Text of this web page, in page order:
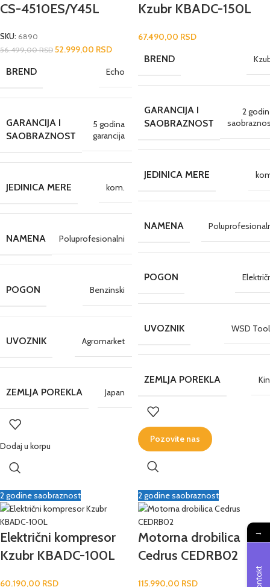
CS-4510ES/Y45L
SKU: 6890
56.499,00RSD 52.999,00 RSD
BREND Echo
GARANCIJA I
SAOBRAZNOST
5 godina
garancija
JEDINICA MERE kom.
NAMENA Poluprofesionalni
POGON Benzinski
UVOZNIK Agromarket
ZEMLJA POREKLA Japan
Dodaj u korpu
Kzubr KBADC-150L
67.490,00 RSD
BREND
GARANCIJA I
SAOBRAZNOST
2
JEDINICA MERE
NAMENA
POGON
UVOZNIK WSD
ZEMLJA POREKLA
Pozovite nas
2 godine saobraznost
Električni kompresor
Kzubr KBADC-100L
60.190,00 RSD
2 godine saobraznost
Motorna drobilica
Cedrus CEDRB02
115.990,00 RSD
→
Kontakt